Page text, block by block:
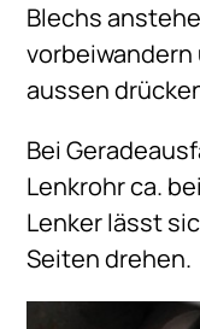
Blechs
aussen
Bei
Lenkrohr ca.
Lenker lässt
Seiten drehen.